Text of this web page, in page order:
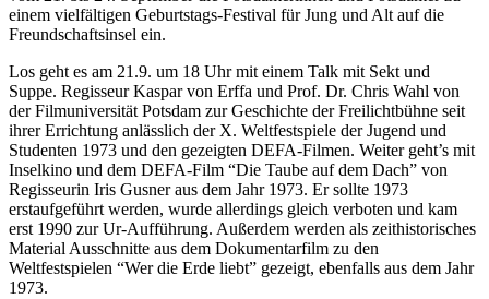
einem vielfältigen Geburtstags-Festival für Jung und Alt auf die
Freundschaftsinsel ein.
Los geht es am 21.9. um 18 Uhr mit einem Talk mit Sekt und
Suppe. Regisseur Kaspar von Erffa und Prof. Dr. Chris Wahl von
der Filmuniversität Potsdam zur Geschichte der Freilichtbühne seit
ihrer Errichtung anlässlich der X. Weltfestspiele der Jugend und
Studenten 1973 und den gezeigten DEFA-Filmen. Weiter geht’s mit
Inselkino und dem DEFA-Film “Die Taube auf dem Dach” von
Regisseurin Iris Gusner aus dem Jahr 1973. Er sollte 1973
erstaufgeführt werden, wurde allerdings gleich verboten und kam
erst 1990 zur Ur-Aufführung. Außerdem werden als zeithistorisches
Material Ausschnitte aus dem Dokumentarfilm zu den
Weltfestspielen “Wer die Erde liebt” gezeigt, ebenfalls aus dem Jahr
1973.